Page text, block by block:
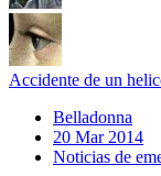
Accidente de un
Belladonna
20 Mar 2014
Noticias de